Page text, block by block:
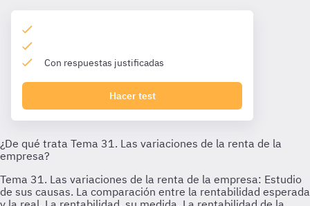
Con respuestas justificadas
Hacer test